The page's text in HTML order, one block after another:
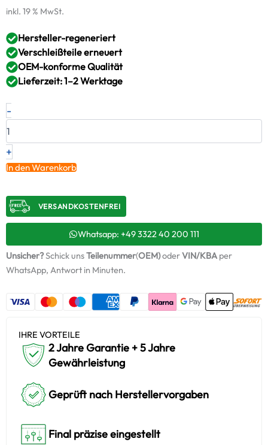
inkl. 19 % MwSt.
Hersteller-regeneriert
Verschleißteile erneuert
OEM-konforme Qualität
Lieferzeit: 1–2 Werktage
-
Original
RED
2.0
HDi
9677052780
/
7832483
Montagesatz
Menge
+
In den Warenkorb
VERSANDKOSTENFREI​
Whatsapp: +49 3322 40 200 111
Unsicher?Schick unsTeilenummer(OEM)oderVIN/KBAper
WhatsApp, Antwort in Minuten.
IHRE VORTEILE
2 Jahre Garantie + 5 Jahre
Gewährleistung
Geprüft nach Herstellervorgaben
Final präzise eingestellt